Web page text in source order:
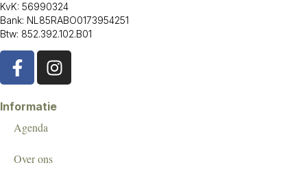
KvK: 56990324
Bank: NL85RABO0173954251
Btw: 852.392.102.B01
Informatie
Agenda
Over ons